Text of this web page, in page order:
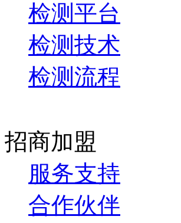
检测平台
检测技术
检测流程
招商加盟
服务支持
合作伙伴